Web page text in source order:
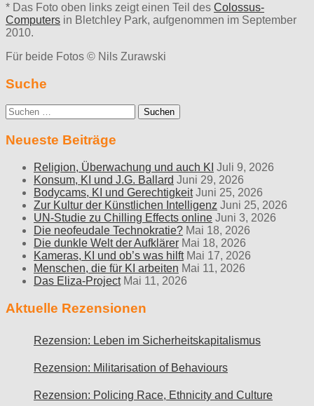
* Das Foto oben links zeigt einen Teil des Colossus-
Computers in Bletchley Park, aufgenommen im September
2010.
Für beide Fotos © Nils Zurawski
Suche
Suche
nach:
Neueste Beiträge
Religion, Überwachung und auch KI Juli 9, 2026
Konsum, KI und J.G. Ballard Juni 29, 2026
Bodycams, KI und Gerechtigkeit Juni 25, 2026
Zur Kultur der Künstlichen Intelligenz Juni 25, 2026
UN-Studie zu Chilling Effects online Juni 3, 2026
Die neofeudale Technokratie? Mai 18, 2026
Die dunkle Welt der Aufklärer Mai 18, 2026
Kameras, KI und ob’s was hilft Mai 17, 2026
Menschen, die für KI arbeiten Mai 11, 2026
Das Eliza-Project Mai 11, 2026
Aktuelle Rezensionen
Rezension: Leben im Sicherheitskapitalismus
Rezension: Militarisation of Behaviours
Rezension: Policing Race, Ethnicity and Culture